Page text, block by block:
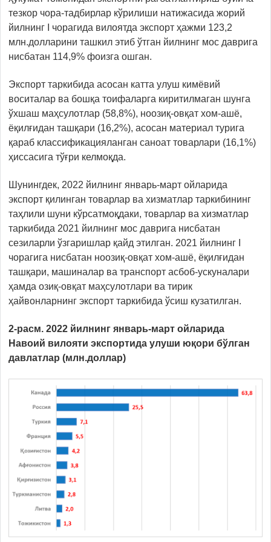
тезкор чора-тадбирлар кўрилиши натижасида жорий
йилнинг I чорагида вилоятда экспорт ҳажми 123,2
млн.долларини ташкил этиб ўтган йилнинг мос даврига
нисбатан 114,9% фоизга ошган.
Экспорт таркибида асосан катта улуш кимёвий
воситалар ва бошқа тоифаларга киритилмаган шунга
ўхшаш маҳсулотлар (58,8%), ноозиқ-овқат хом-ашё,
ёқилғидан ташқари (16,2%), асосан материал турига
қараб классификацияланган саноат товарлари (16,1%)
ҳиссасига тўғри келмоқда.
Шунингдек, 2022 йилнинг январь-март ойларида
экспорт қилинган товарлар ва хизматлар таркибининг
таҳлили шуни кўрсатмоқдаки, товарлар ва хизматлар
таркибида 2021 йилнинг мос даврига нисбатан
сезиларли ўзгаришлар қайд этилган. 2021 йилнинг I
чорагига нисбатан ноозиқ-овқат хом-ашё, ёқилғидан
ташқари, машиналар ва транспорт асбоб-ускуналари
ҳамда озиқ-овқат маҳсулотлари ва тирик
ҳайвонларнинг экспорт таркибида ўсиш кузатилган.
2-расм. 2022 йилнинг январь-март ойларида
Навоий вилояти экспортида улуши юқори бўлган
давлатлар (млн.доллар)